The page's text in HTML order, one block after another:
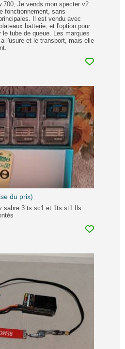
700, Je vends mon specter v2
fonctionnement, sans
Il est vendu avec
batterie, et l'option pour
tube de queue. Les marques
l'usure et le transport, mais elle
du prix)
sabre 3 ts sc1 et 1ts st1 Ils